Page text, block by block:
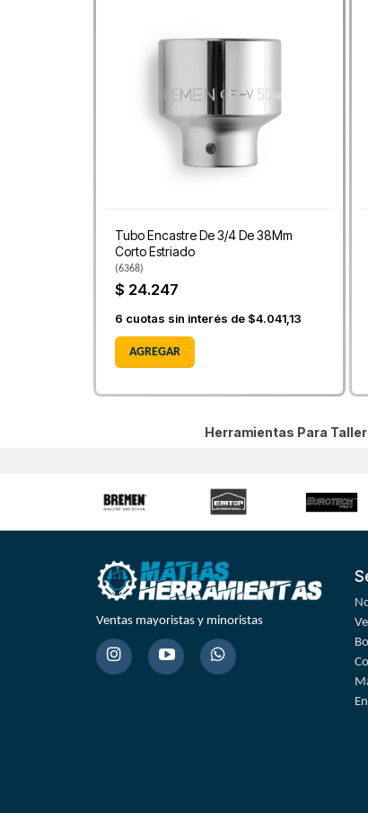
Tubo Encastre De 3/4 De 38Mm
Corto Estriado
(6368)
$ 24.247
6 cuotas sin interés de $4.041,13
AGREGAR
Herramientas Para
Ventas mayoristas y minoristas